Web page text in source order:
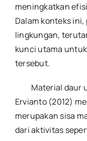
meningkatkan
Dalam konteks
lingkungan,
kunci utama
tersebut.
Material daur
Ervianto (2012)
merupakan sisa
dari aktivitas